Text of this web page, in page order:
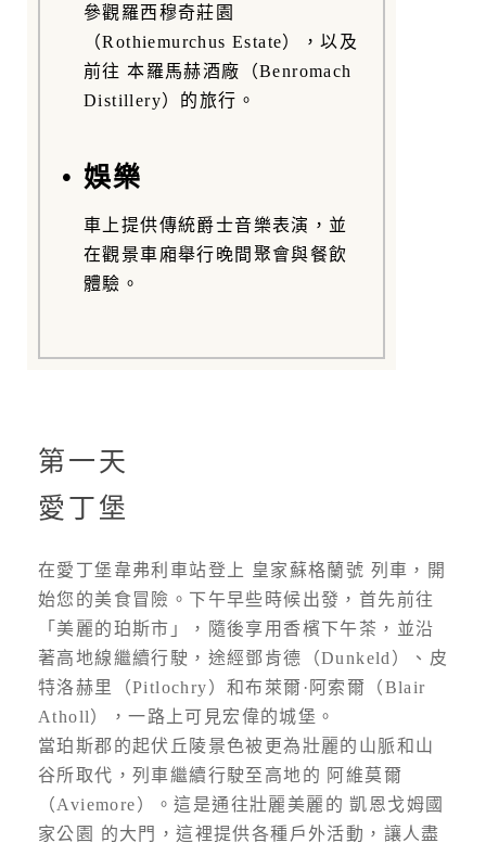
參觀羅西穆奇莊園
（Rothiemurchus Estate），以及
前往 本羅馬赫酒廠（Benromach
Distillery）的旅行。
• 娛樂
車上提供傳統爵士音樂表演，並
在觀景車廂舉行晚間聚會與餐飲
體驗。
第一天
愛丁堡
在愛丁堡韋弗利車站登上 皇家蘇格蘭號 列車，開
始您的美食冒險。下午早些時候出發，首先前往
「美麗的珀斯市」，隨後享用香檳下午茶，並沿
著高地線繼續行駛，途經鄧肯德（Dunkeld）、皮
特洛赫里（Pitlochry）和布萊爾·阿索爾（Blair
Atholl），一路上可見宏偉的城堡。
當珀斯郡的起伏丘陵景色被更為壯麗的山脈和山
谷所取代，列車繼續行駛至高地的 阿維莫爾
（Aviemore）。這是通往壯麗美麗的 凱恩戈姆國
家公園 的大門，這裡提供各種戶外活動，讓人盡